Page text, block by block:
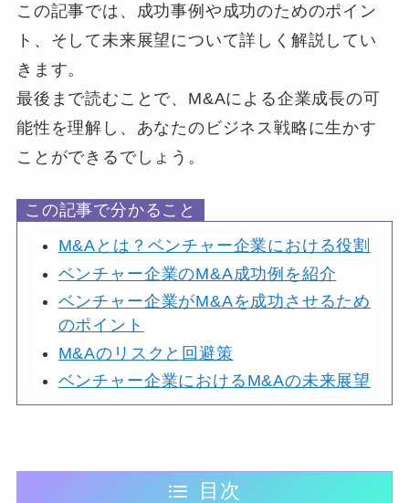
この記事では、成功事例や成功のためのポイン
ト、そして未来展望について詳しく解説してい
きます。
最後まで読むことで、M&Aによる企業成長の可
能性を理解し、あなたのビジネス戦略に生かす
ことができるでしょう。
この記事で分かること
M&Aとは？ベンチャー企業における役割
ベンチャー企業のM&A成功例を紹介
ベンチャー企業がM&Aを成功させるため
のポイント
M&Aのリスクと回避策
ベンチャー企業におけるM&Aの未来展望
目次